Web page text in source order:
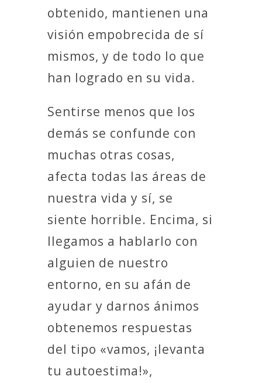
obtenido, mantienen una
visión empobrecida de sí
mismos, y de todo lo que
han logrado en su vida.
Sentirse menos que los
demás se confunde con
muchas otras cosas,
afecta todas las áreas de
nuestra vida y sí, se
siente horrible. Encima, si
llegamos a hablarlo con
alguien de nuestro
entorno, en su afán de
ayudar y darnos ánimos
obtenemos respuestas
del tipo «vamos, ¡levanta
tu autoestima!»,